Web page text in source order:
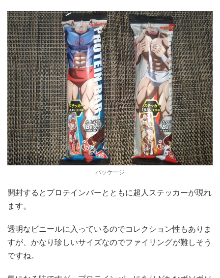
パッケージ
開封するとプロテインバーとともに超人ステッカーが現れ
ます。
透明なビニールに入っているのでコレクション性もありま
すが、かなり珍しいサイズなのでファイリングが難しそう
ですね。